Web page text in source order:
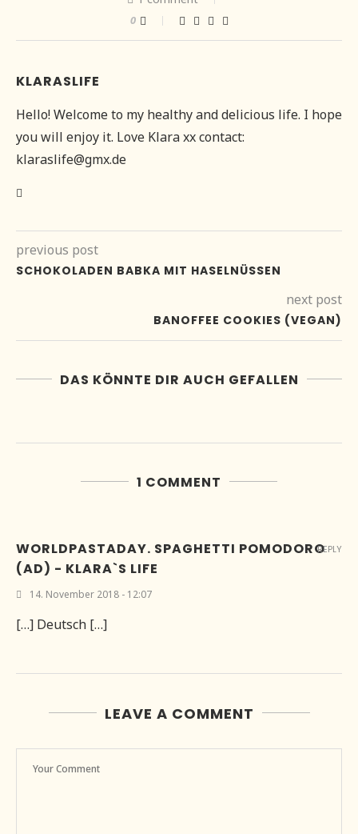
0
KLARASLIFE
Hello! Welcome to my healthy and delicious life. I hope
you will enjoy it. Love Klara xx contact:
klaraslife@gmx.de
previous post
SCHOKOLADEN BABKA MIT HASELNÜSSEN
next post
BANOFFEE COOKIES (VEGAN)
DAS KÖNNTE DIR AUCH GEFALLEN
1 COMMENT
WORLDPASTADAY. SPAGHETTI POMODORO
(AD) - KLARA`S LIFE
14. November 2018 - 12:07
[…] Deutsch […]
REPLY
LEAVE A COMMENT